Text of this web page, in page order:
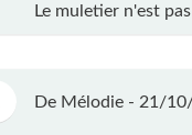
Le muletier n'est
De Mélodie - 21/